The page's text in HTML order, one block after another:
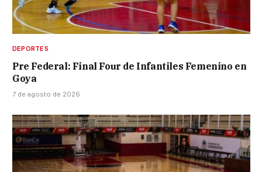
DEPORTES
Pre Federal: Final Four de Infantiles Femenino en
Goya
7 de agosto de 2026